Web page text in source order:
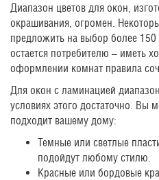
Диапазон цветов для окон,
окрашивания, огромен.
предложить на выбор более 150
остается потребителю – иметь
оформлении комнат правила
Для окон с ламинацией
условиях этого достаточно. Вы
подходит вашему дому:
Темные или светлые
подойдут любому стилю.
Красные или бордовые